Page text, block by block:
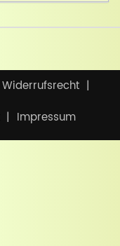
Widerrufsrecht
Impressum